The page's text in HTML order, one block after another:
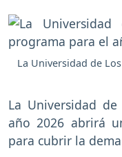
La Universidad de
La Universidad
año 2026 abrirá
para cubrir la